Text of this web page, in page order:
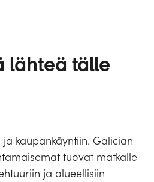
lähteä tälle
kaupankäyntiin. Galician
tuovat matkalle
ja alueellisiin